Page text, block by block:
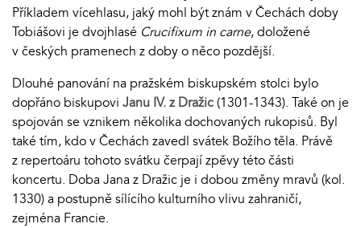
Příkladem vícehlasu, jaký mohl být znám v Čechách doby
Tobiášovi je dvojhlasé Crucifixum in carne, doložené
v českých pramenech z doby o něco pozdější.
Dlouhé panování na pražském biskupském stolci bylo
dopřáno biskupovi Janu IV. z Dražic(1301-1343). Také on je
spojován se vznikem několika dochovaných rukopisů. Byl
také tím, kdo v Čechách zavedl svátek Božího těla. Právě
z repertoáru tohoto svátku čerpají zpěvy této části
koncertu. Doba Jana z Dražic je i dobou změny mravů (kol.
1330) a postupně sílícího kulturního vlivu zahraničí,
zejména Francie.